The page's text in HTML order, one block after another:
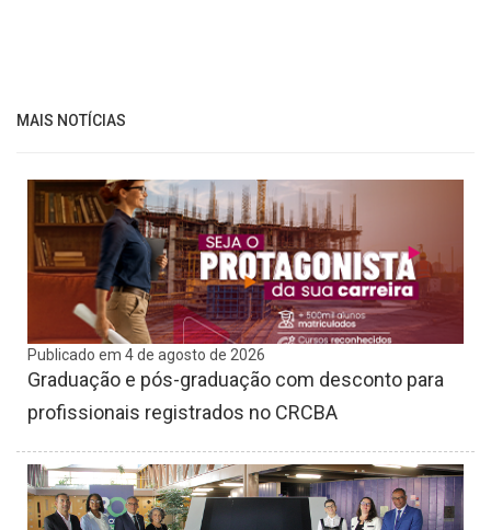
MAIS NOTÍCIAS
Publicado em 4 de agosto de 2026
Graduação e pós-graduação com desconto para
profissionais registrados no CRCBA